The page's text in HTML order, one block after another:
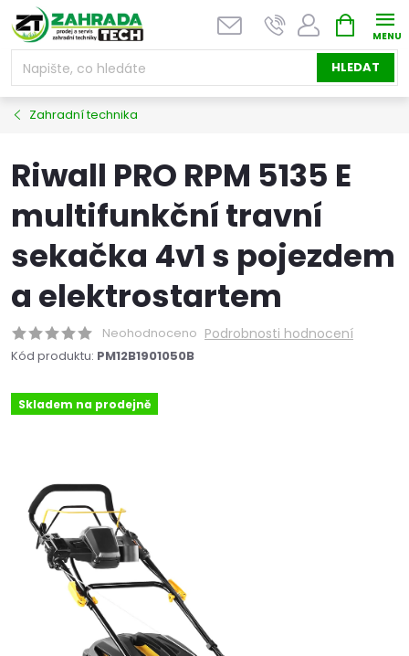
Přejít
na
obsah
HLEDAT
NÁKUPNÍ
KOŠÍK
Zahradní technika
Riwall PRO RPM 5135 E
multifunkční travní
sekačka 4v1 s pojezdem
a elektrostartem
Neohodnoceno Podrobnosti hodnocení
Kód produktu: PM12B1901050B
Skladem na prodejně